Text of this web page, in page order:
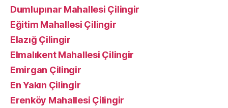
Dumlupınar Mahallesi Çilingir
Eğitim Mahallesi Çilingir
Elazığ Çilingir
Elmalıkent Mahallesi Çilingir
Emirgan Çilingir
En Yakın Çilingir
Erenköy Mahallesi Çilingir